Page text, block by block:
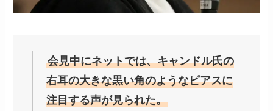
会見中にネットでは、キャンドル氏の
右耳の大きな黒い角のようなピアスに
注目する声が見られた。